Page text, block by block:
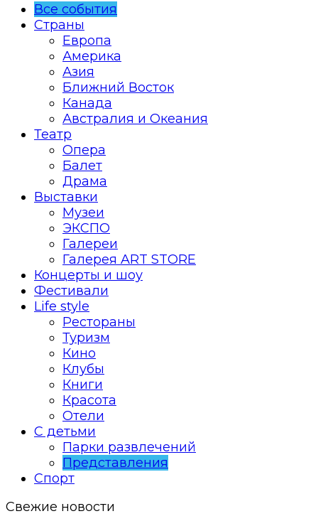
Все события
Страны
Европа
Америка
Азия
Ближний Восток
Канада
Австралия и Океания
Театр
Опера
Балет
Драма
Выставки
Музеи
ЭКСПО
Галереи
Галерея ART STORE
Концерты и шоу
Фестивали
Life style
Рестораны
Туризм
Кино
Клубы
Книги
Красота
Отели
С детьми
Парки развлечений
Представления
Спорт
Свежие новости